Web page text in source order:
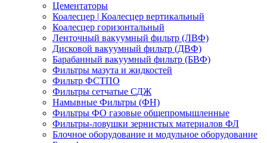
Цементаторы
Коалесцер | Коалесцер вертикальный
Коалесцер горизонтальный
Ленточный вакуумный фильтр (ЛВФ)
Дисковой вакуумный фильтр (ДВФ)
Барабанный вакуумный фильтр (БВФ)
Фильтры мазута и жидкостей
Фильтр ФСТПО
Фильтры сетчатые СДЖ
Намывные Фильтры (ФН)
Фильтры ФО газовые общепромышленные
Фильтры-ловушки зернистых материалов ФЛ
Блочное оборудование и модульное оборудование